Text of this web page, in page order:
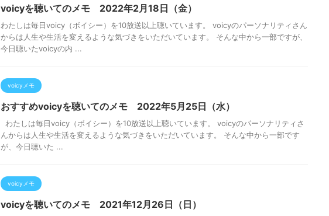
voicyを聴いてのメモ 2022年2月18日（金）
わたしは毎日voicy（ボイシー）を10放送以上聴いています。 voicyのパーソナリティさん
からは人生や生活を変えるような気づきをいただいています。 そんな中から一部ですが、
今日聴いたvoicyの内 ...
voicyメモ
おすすめvoicyを聴いてのメモ 2022年5月25日（水）
わたしは毎日voicy（ボイシー）を10放送以上聴いています。 voicyのパーソナリティさ
んからは人生や生活を変えるような気づきをいただいています。 そんな中から一部です
が、今日聴いた ...
voicyメモ
voicyを聴いてのメモ 2021年12月26日（日）